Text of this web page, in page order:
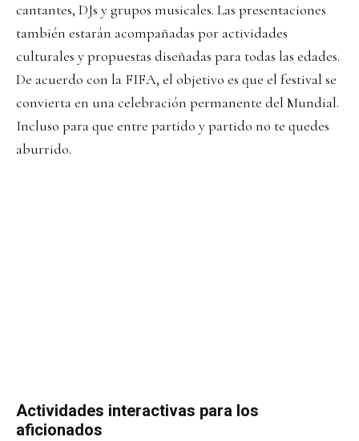
cantantes, DJs y grupos musicales. Las presentaciones
también estarán acompañadas por actividades
culturales y propuestas diseñadas para todas las edades.
De acuerdo con la FIFA, el objetivo es que el festival se
convierta en una celebración permanente del Mundial.
Incluso para que entre partido y partido no te quedes
aburrido.
Actividades interactivas para los
aficionados